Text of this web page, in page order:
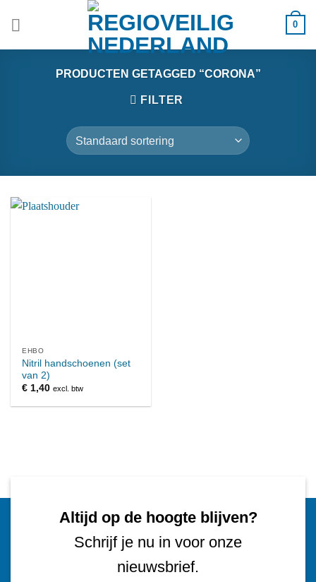
0
PRODUCTEN GETAGGED “CORONA”
FILTER
EHBO
Nitril handschoenen (set
van 2)
€ 1,40 excl. btw
Altijd op de hoogte blijven?
Schrijf je nu in voor onze
nieuwsbrief.